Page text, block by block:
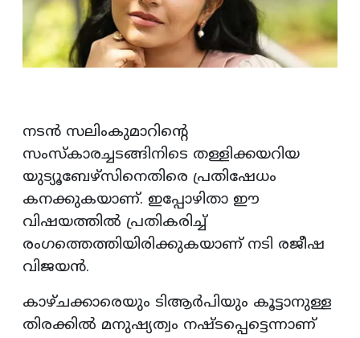
നടന്‍ സലിംകുമാറിന്റെ
സംസ്‌കാരച്ചടങ്ങിനിടെ തള്ളിക്കയറിയ
യുട്യൂബേഴ്‌സിനെതിരെ പ്രതിഷേധം
കനക്കുകയാണ്. ഇപ്പോഴിതാ ഈ
വിഷയത്തില്‍ പ്രതികരിച്ച്
രംഗത്തെത്തിയിരിക്കുകയാണ് നടി രജീഷ
വിജയന്‍.
കാഴ്ചക്കാരെയും ടിആര്‍പിയും കൂട്ടാനുള്ള
തിരക്കില്‍ മനുഷ്യത്വം നഷ്ടപ്പെട്ടെന്നാണ്